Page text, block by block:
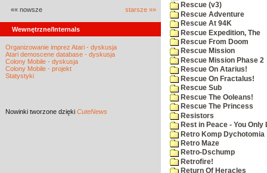
«« nowsze starsze »»
Wewnętrzne/Internals
Organizowanie imprez Atari - dyskusja
Atari demoscene database - dyskusja
Colony Mobile - dyskusja
Colony Mobile - projekt
Statystyki
Nowinki tworzone dzięki CuteNews
Rescue (v3)
Rescue Adventure
Rescue At 94K
Rescue Expedition, The
Rescue From Doom
Rescue Mission
Rescue Mission Phase 2
Rescue On Atarius!
Rescue On Fractalus!
Rescue Sub
Rescue The Ooleans!
Rescue The Princess
Resistors
Rest in Peace - You Only
Retro Komp Dychotomia
Retro Maze
Retro-Dschump
Retrofire!
Return Of Heracles